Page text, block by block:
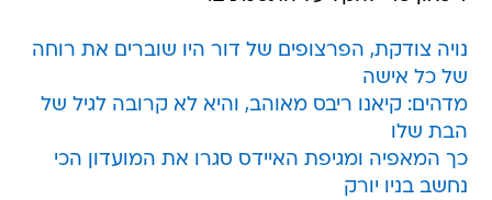
נויה צודקת, הפרצופים של דור היו שוברים את רוחה
של כל אישה
מדהים: קיאנו ריבס מאוהב, והיא לא קרובה לגיל של
הבת שלו
כך המאפיה ומגיפת האיידס סגרו את המועדון הכי
נחשב בניו יורק